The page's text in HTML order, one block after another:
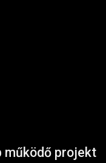
működő projekt